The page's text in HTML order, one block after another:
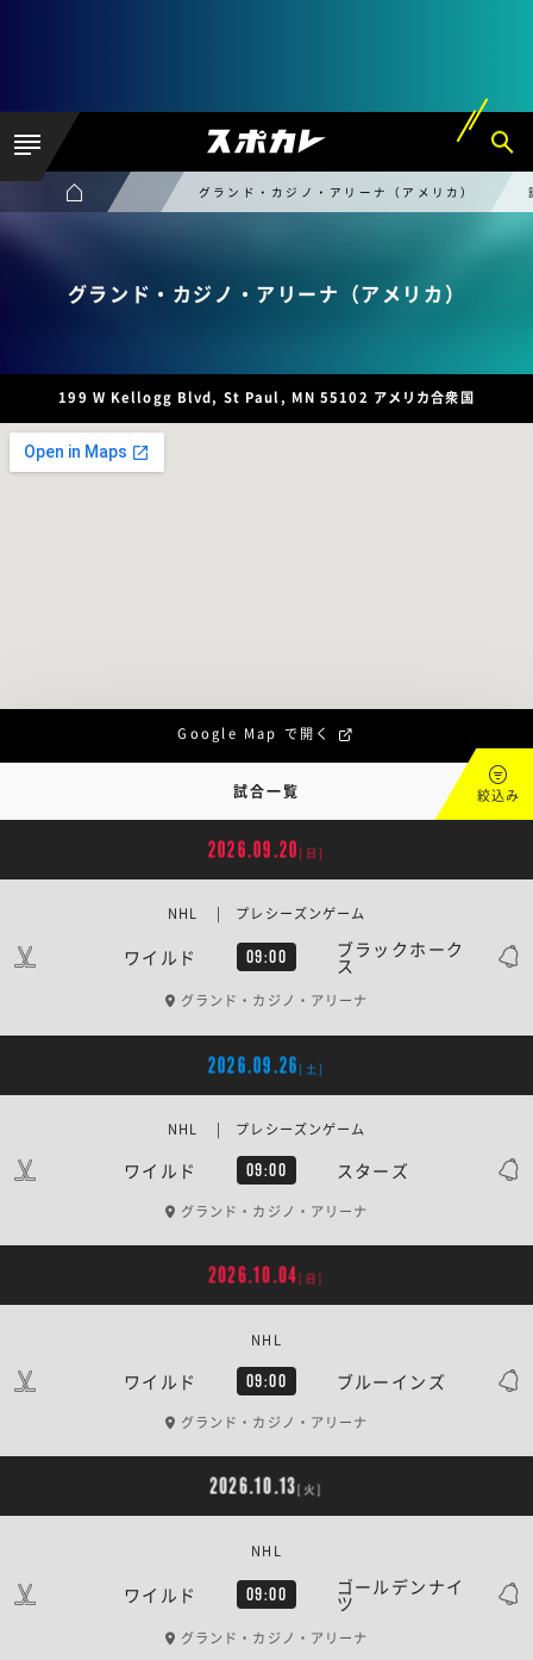
グランド・カジノ・アリーナ（アメリカ）
グランド・カジノ・アリーナ（アメリカ）
199 W Kellogg Blvd, St Paul, MN 55102 アメリカ合衆国
Google Map で開く
試合一覧 絞込み
2026.09.20 [日]
ワイルド 09:00 ブラックホーク
ス
NHL | プレシーズンゲーム
グランド・カジノ・アリーナ
2026.09.26 [土]
ワイルド 09:00 スターズ
NHL | プレシーズンゲーム
グランド・カジノ・アリーナ
2026.10.04[日]
ワイルド 09:00 ブルーインズ
NHL
グランド・カジノ・アリーナ
2026.10.13[火]
ワイルド 09:00 ゴールデンナイ
ツ
NHL
グランド・カジノ・アリーナ